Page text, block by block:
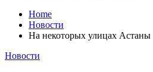
Home
Новости
На некоторых улицах Астаны
Новости